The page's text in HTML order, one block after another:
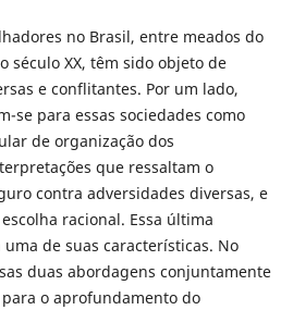
no Brasil, entre meados do
século XX, têm sido objeto de
e conflitantes. Por um lado,
se para essas sociedades como
de organização dos
que ressaltam o
contra adversidades diversas, e
racional. Essa última
de suas características. No
duas abordagens conjuntamente
o aprofundamento do